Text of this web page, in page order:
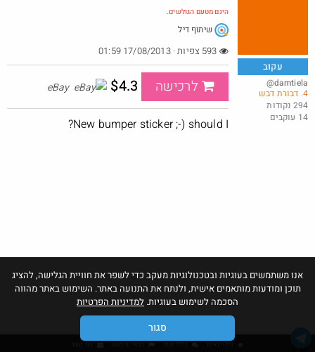
כל המוצרים באתר סטימצקי ב 35 שח .
@Shlomo59
1 · 335
אנו משתמשים בעוגיות ובטכנולוגיות מעקב כדי לשפר את חוויית הגלישה, להציג
תוכן ומודעות מותאמים אישית, ולנתח את התנועה באתר. השימוש באתר מהווה
הסכמה לשימוש בעוגיות. למדיניות הפרטיות
סגור
עקוב
@damtiela
4. דבורת דבש
294 נקודות
14 עוקבים
הינם מטעם הגולשים.
שיתוף דיל
לרכישה $4.3
eBay
New bumper sticker ;-) should I?